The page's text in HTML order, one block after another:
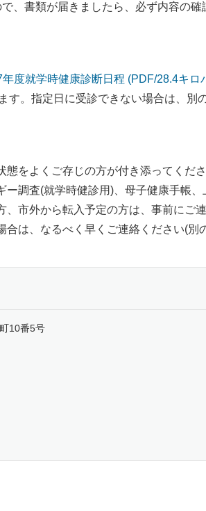
、書類が届きましたら、必ず内容の確
年度就学時健康診断日程 (PDF/28.4キロ
。指定日に受診できない場合は、別
をよくご存じの方が付き添ってくださ
調査(就学時健診用)、母子健康手帳
市外から転入予定の方は、事前にご連
は、なるべく早くご連絡ください(別
10番5号